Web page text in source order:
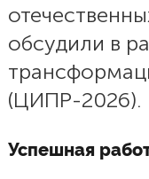
обсудили в
(ЦИПР-2026).
Успешная